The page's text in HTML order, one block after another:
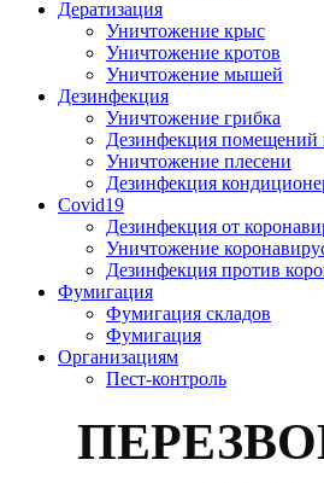
Дератизация
Уничтожение крыс
Уничтожение кротов
Уничтожение мышей
Дезинфекция
Уничтожение грибка
Дезинфекция
Уничтожение плесени
Дезинфекция
Covid19
Дезинфекция от
Уничтожение
Дезинфекция против
Фумигация
Фумигация складов
Фумигация
Организациям
Пест-контроль